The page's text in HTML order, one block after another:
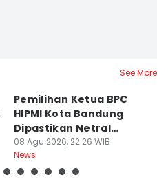
See More
Pemilihan Ketua BPC
HIPMI Kota Bandung
Dipastikan Netral
Tanpa Tekanan
08 Agu 2026, 22:26 WIB
News